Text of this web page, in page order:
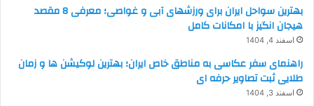
بهترین سواحل ایران برای ورزشهای آبی و غواصی؛ معرفی 8 مقصد
هیجان انگیز با امکانات کامل
اسفند 4, 1404
راهنمای سفر عکاسی به مناطق خاص ایران؛ بهترین لوکیشن ها و زمان
طلایی ثبت تصاویر حرفه ای
اسفند 3, 1404